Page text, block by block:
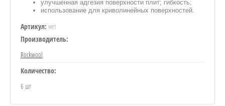
улучшенная адгезия поверхности плит; гибкость;
использование для криволинейных поверхностей.
Артикул: нет
Производитель:
Rockwool
Количество:
6 шт